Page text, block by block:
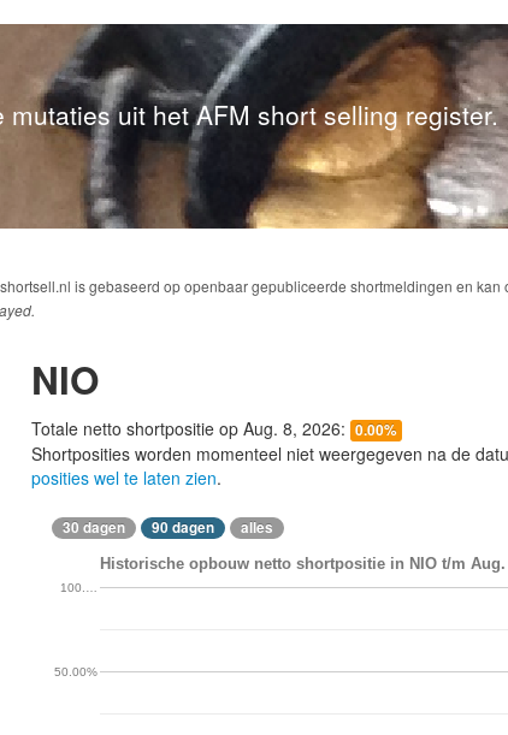
mutaties uit het AFM short selling register.
is gebaseerd op openbaar gepubliceerde shortmeldingen en kan
NIO
Totale netto shortpositie op Aug. 8, 2026: 0.00%
Shortposities worden momenteel niet weergegeven na de
posities wel te laten zien.
30 dagen 90 dagen alles
Historische opbouw netto shortpositie in NIO t/m Aug.
50.00%
100.…